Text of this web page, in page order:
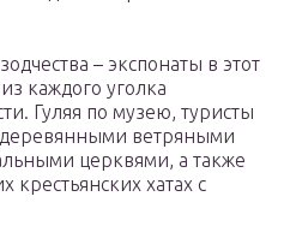
– экспонаты в этот
каждого уголка
Гуляя по музею, туристы
деревянными ветряными
церквями, а также
крестьянских хатах с